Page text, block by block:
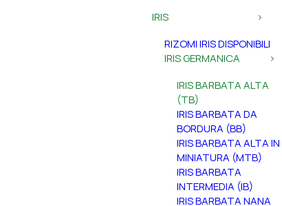
IRIS
RIZOMI IRIS DISPONIBILI
IRIS GERMANICA
IRIS BARBATA ALTA
(TB)
IRIS BARBATA DA
BORDURA (BB)
IRIS BARBATA ALTA IN
MINIATURA (MTB)
IRIS BARBATA
INTERMEDIA (IB)
IRIS BARBATA NANA